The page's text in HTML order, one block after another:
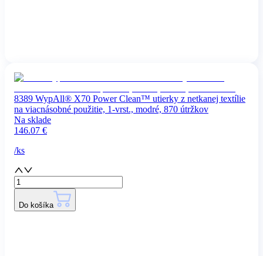
8389 WypAll® X70 Power Clean™ utierky z netkanej textílie
na viacnásobné použitie, 1-vrst., modré, 870 útržkov
Na sklade
146.07 €
/ks
Do košíka